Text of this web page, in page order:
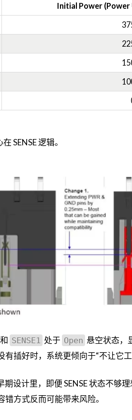
Initial Power (Power
SENSE 逻辑。
和 SENSE1 处于 Open 悬空状态，
插好时，系统更倾向于“不让它
期设计里，即便 SENSE 状态不够
方式反而可能带来风险。